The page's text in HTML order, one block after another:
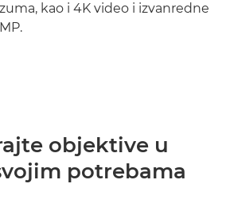
kao i 4K video i izvanredne
objektive u
potrebama